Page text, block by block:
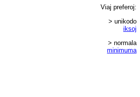
Viaj preferoj:
> unikodo
iksoj
> normala
minimuma